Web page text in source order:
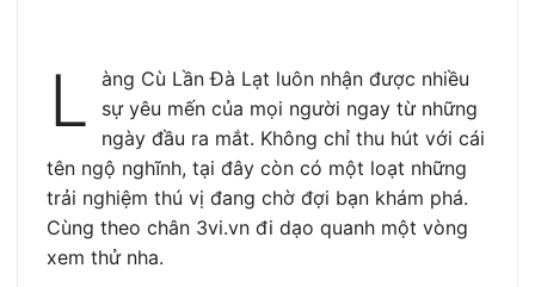
L
àng Cù Lần Đà Lạt luôn nhận được nhiều
sự yêu mến của mọi người ngay từ những
ngày đầu ra mắt. Không chỉ thu hút với cái
tên ngộ nghĩnh, tại đây còn có một loạt những
trải nghiệm thú vị đang chờ đợi bạn khám phá.
Cùng theo chân 3vi.vn đi dạo quanh một vòng
xem thử nha.